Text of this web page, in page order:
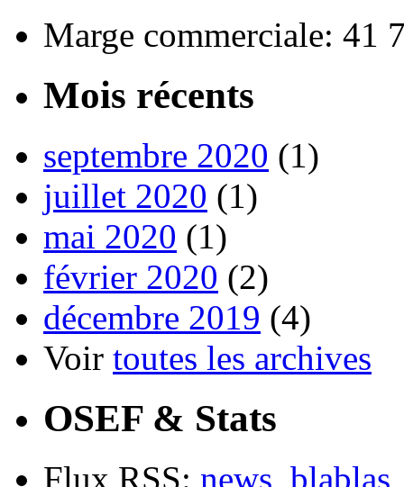
Marge commerciale: 41
Mois récents
septembre 2020 (1)
juillet 2020 (1)
mai 2020 (1)
février 2020 (2)
décembre 2019 (4)
Voir toutes les archives
OSEF & Stats
Flux RSS: news, blablas